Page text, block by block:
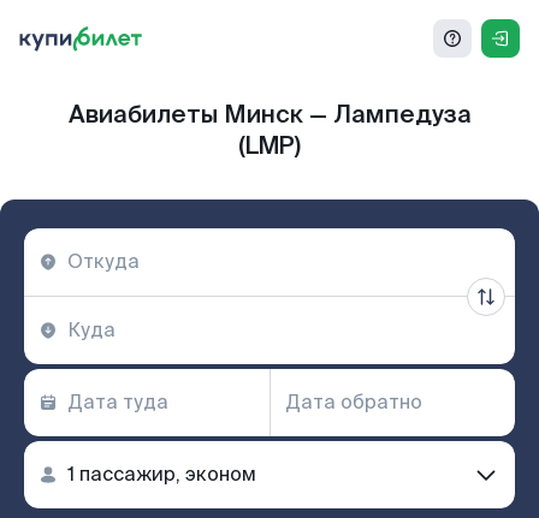
Авиабилеты Минск — Лампедуза
(LMP)